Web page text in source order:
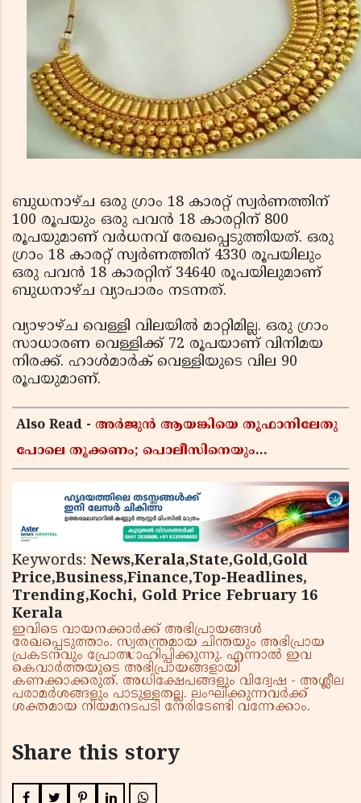
ബുധനാഴ്ച ഒരു ഗ്രാം 18 കാരറ്റ് സ്വര്‍ണത്തിന്
100 രൂപയും ഒരു പവന്‍ 18 കാരറ്റിന് 800
രൂപയുമാണ് വര്‍ധനവ് രേഖപ്പെടുത്തിയത്. ഒരു
ഗ്രാം 18 കാരറ്റ് സ്വര്‍ണത്തിന് 4330 രൂപയിലും
ഒരു പവന്‍ 18 കാരറ്റിന് 34640 രൂപയിലുമാണ്
ബുധനാഴ്ച വ്യാപാരം നടന്നത്.
വ്യാഴാഴ്ച വെള്ളി വിലയില്‍ മാറ്റിമില്ല. ഒരു ഗ്രാം
സാധാരണ വെള്ളിക്ക് 72 രൂപയാണ് വിനിമയ
നിരക്ക്. ഹാള്‍മാര്‍ക് വെള്ളിയുടെ വില 90
രൂപയുമാണ്.
Also Read - അർജുൻ ആയങ്കിയെ തൂഫാനിലേതു
പോലെ തൂക്കണം; പൊലീസിനെയും
ജയരാജൻ
Keywords: News,Kerala,State,Gold,Gold
Price,Business,Finance,Top-Headlines,
Trending,Kochi, Gold Price February 16
Kerala
ഇവിടെ വായനക്കാർക്ക് അഭിപ്രായങ്ങൾ
രേഖപ്പെടുത്താം. സ്വതന്ത്രമായ ചിന്തയും അഭിപ്രായ
പ്രകടനവും പ്രോത്സാഹിപ്പിക്കുന്നു. എന്നാൽ ഇവ
കെവാർത്തയുടെ അഭിപ്രായങ്ങളായി
കണക്കാക്കരുത്. അധിക്ഷേപങ്ങളും വിദ്വേഷ - അശ്ലീല
പരാമർശങ്ങളും പാടുള്ളതല്ല. ലംഘിക്കുന്നവർക്ക്
ശക്തമായ നിയമനടപടി നേരിടേണ്ടി വന്നേക്കാം.
Share this story